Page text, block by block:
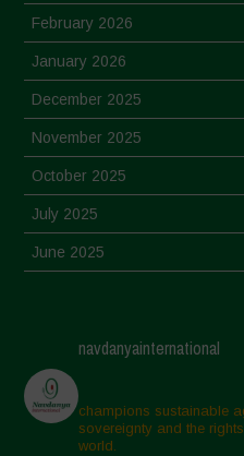
February 2026
January 2026
December 2025
November 2025
October 2025
July 2025
June 2025
March 2025
February 2025
November 2024
navdanyainternational
champions sustainable
sovereignty and the
world.